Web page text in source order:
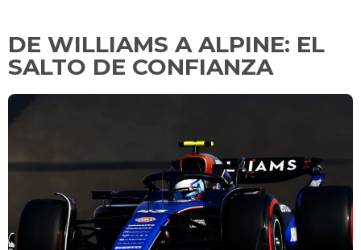
DE WILLIAMS A ALPINE: EL
SALTO DE CONFIANZA